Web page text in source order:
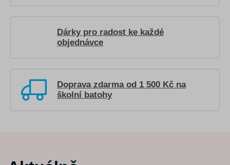
Dárky pro radost ke každé
objednávce
Doprava zdarma od 1 500 Kč na
školní batohy